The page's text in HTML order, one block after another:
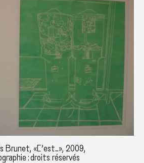
Brunet, «C’est…», 2009,
: droits réservés